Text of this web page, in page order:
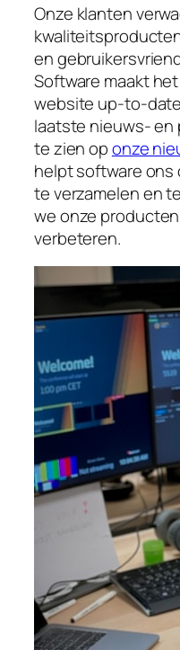
Onze klanten
en
Software maakt
website up-to-
laatste nieuws- en
te zien oponze
helpt software ons
te verzamelen en
we onze
verbeteren.